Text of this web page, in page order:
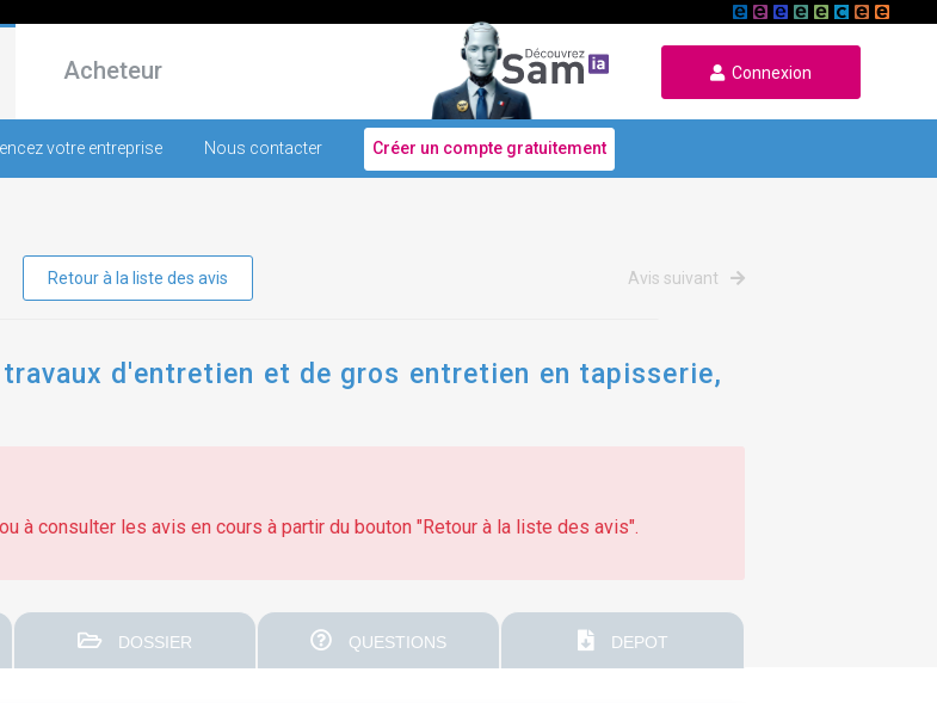
Acheteur Connexion
votre entreprise Nous contacter Créer un compte gratuitement
Retour à la liste des avis Avis suivant
d'entretien et de gros entretien en tapisserie,
à consulter les avis en cours à partir du bouton "Retour à la liste des avis".
DOSSIER QUESTIONS DEPOT